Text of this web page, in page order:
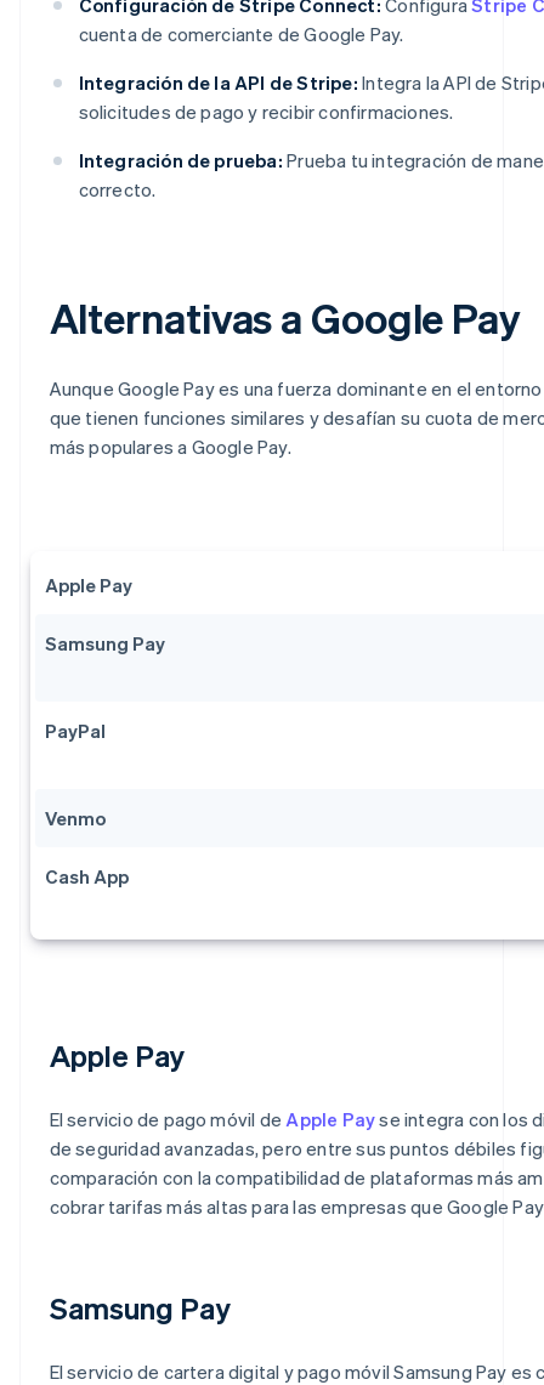
cuenta de comerciante de Google Pay.
Integración de la API de Stripe: Integra la API de
solicitudes de pago y recibir confirmaciones.
Integración de prueba: Prueba tu integración de
correcto.
Alternativas a Google Pay
Aunque Google Pay es una fuerza dominante en el
que tienen funciones similares y desafían su cuota de
más populares a Google Pay.
Apple Pay
Samsung Pay
PayPal
Venmo
Cash App
Apple Pay
El servicio de pago móvil de Apple Payse integra con los
de seguridad avanzadas, pero entre sus puntos débiles
comparación con la compatibilidad de plataformas más
cobrar tarifas más altas para las empresas que Google
Samsung Pay
El servicio de cartera digital y pago móvil Samsung Pay